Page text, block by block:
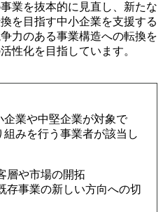
業を抜本的に見直し、新たな
を目指す中小企業を支援する
力のある事業構造への転換を
性化を目指しています。
業や中堅企業が対象で
みを行う事業者が該当し
層や市場の開拓
存事業の新しい方向への切